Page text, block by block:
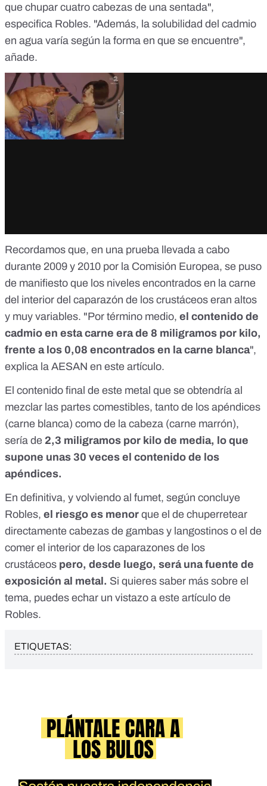
que chupar cuatro cabezas de una sentada",
especifica Robles. "Además, la solubilidad del cadmio
en agua varía según la forma en que se encuentre",
añade.
Recordamos que, en una prueba llevada a cabo
durante 2009 y 2010 por la Comisión Europea, se puso
de manifiesto que los niveles encontrados en la carne
del interior del caparazón de los crustáceos eran altos
y muy variables. "Por término medio, el contenido de
cadmio en esta carne era de 8 miligramos por kilo,
frente a los 0,08 encontrados en la carne blanca",
explica la AESAN en este artículo.
El contenido final de este metal que se obtendría al
mezclar las partes comestibles, tanto de los apéndices
(carne blanca) como de la cabeza (carne marrón),
sería de 2,3 miligramos por kilo de media, lo que
supone unas 30 veces el contenido de los
apéndices.
En definitiva, y volviendo al fumet, según concluye
Robles, el riesgo es menor que el de chuperretear
directamente cabezas de gambas y langostinos o el de
comer el interior de los caparazones de los
crustáceos pero, desde luego, será una fuente de
exposición al metal. Si quieres saber más sobre el
tema, puedes echar un vistazo a este artículo de
Robles.
ETIQUETAS: